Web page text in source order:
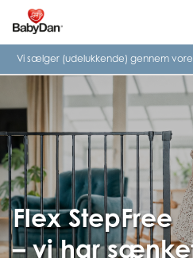
Vi sælger (udelukkende) gennem
Flex StepFree
– vi har